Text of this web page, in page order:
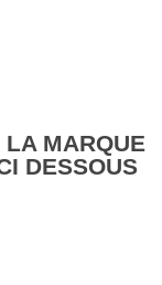
LA MARQUE
DESSOUS